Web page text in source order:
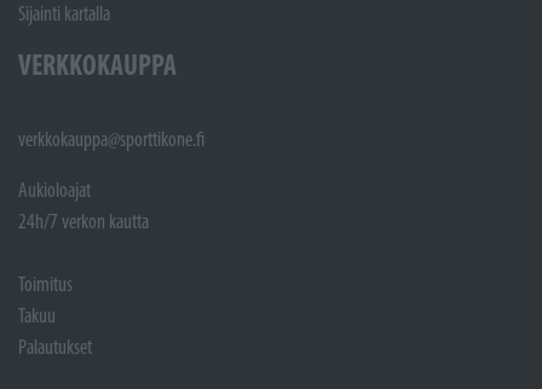
Sijainti kartalla
VERKKOKAUPPA
verkkokauppa@sporttikone.fi
Aukioloajat
24h/7 verkon kautta
Toimitus
Takuu
Palautukset